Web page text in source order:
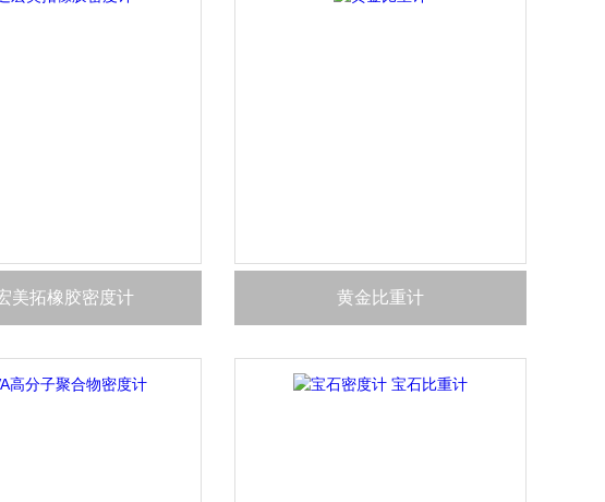
美拓橡胶密度计 黄金比重计